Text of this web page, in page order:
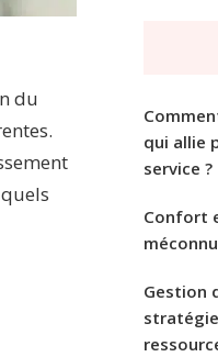
du
qui allie
service ?
Confort
Gestion